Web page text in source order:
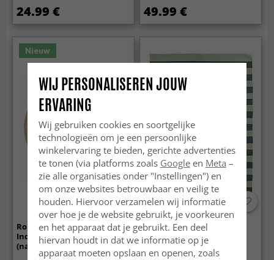
24.99 € 49.99 €
Nieuw
Rond vloerkleed -
Indoor/Outdoor Angus
(natuur)
Vloerkleed Katoen - Nilo
(groen)
WIJ PERSONALISEREN JOUW
ERVARING
Wij gebruiken cookies en soortgelijke
technologieën om je een persoonlijke
winkelervaring te bieden, gerichte advertenties
te tonen (via platforms zoals Googleen Meta –
zie alle organisaties onder "Instellingen") en
om onze websites betrouwbaar en veilig te
houden. Hiervoor verzamelen wij informatie
over hoe je de website gebruikt, je voorkeuren
en het apparaat dat je gebruikt. Een deel
hiervan houdt in dat we informatie op je
apparaat moeten opslaan en openen, zoals